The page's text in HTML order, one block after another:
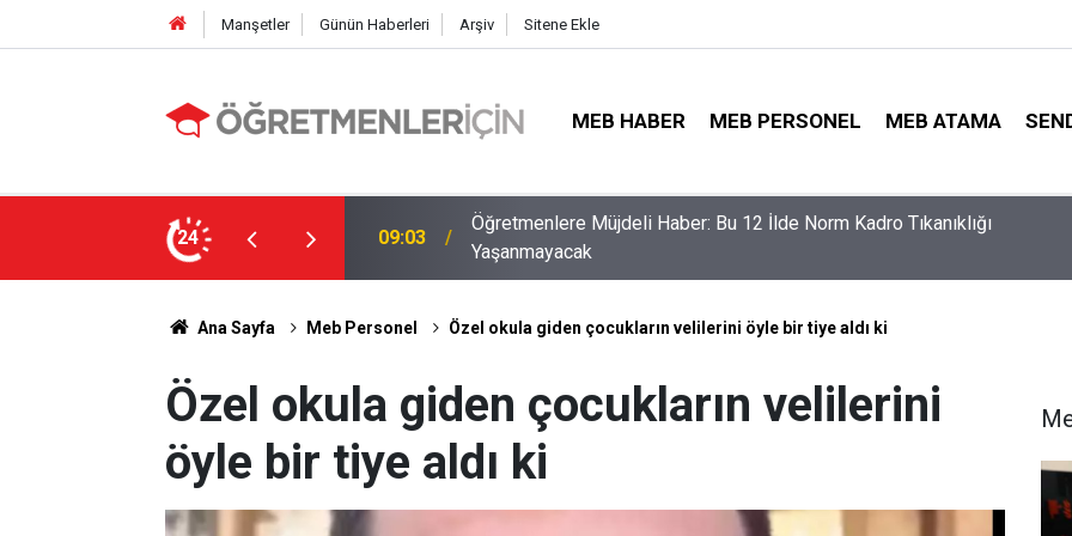
Manşetler Günün Haberleri Arşiv Sitene Ekle
MEB HABER MEB PERSONEL MEB ATAMA
24
İlde Norm Kadro Tıkanıklığı
19:02
Öğretmenler İçin Son Saatler! MEB E-Sınav Görev Başvurularında Süre
Doluyor
Ana Sayfa Meb Personel Özel okula giden çocukların velilerini öyle bir tiye aldı ki
Özel okula giden çocukların velilerini
öyle bir tiye aldı ki